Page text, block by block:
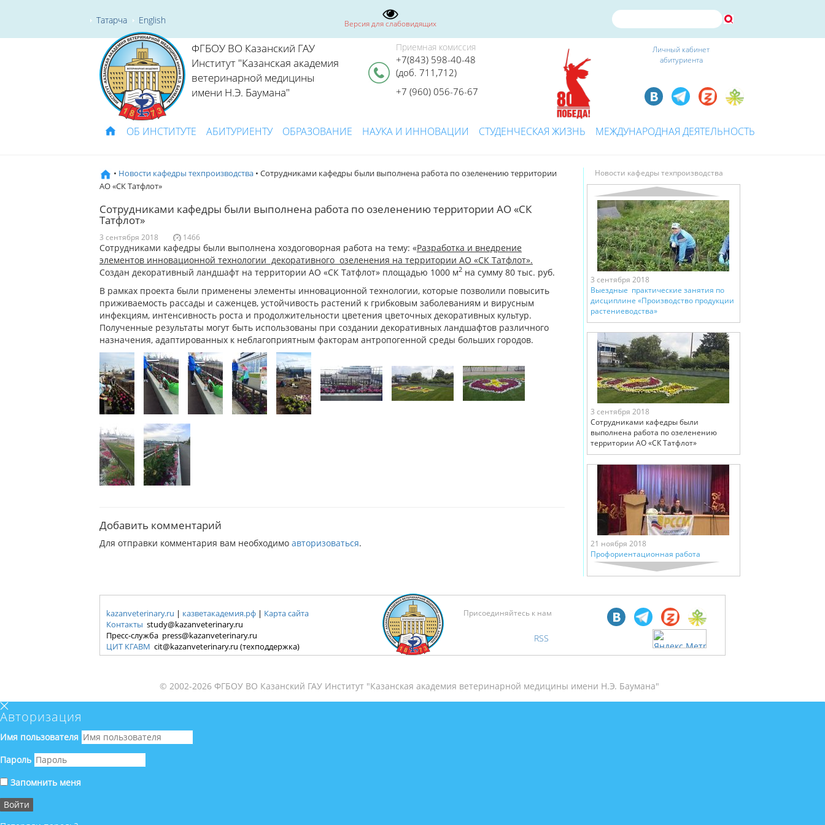
Татарча English Версия для слабовидящих
ФГБОУ ВО Казанский ГАУ
Институт "Казанская академия
ветеринарной медицины
имени Н.Э. Баумана"
Приемная комиссия
+7(843) 598-40-48
(доб. 711,712)
+7 (960) 056-76-67
Личный кабинет
абитуриента
ОБ ИНСТИТУТЕ АБИТУРИЕНТУ ОБРАЗОВАНИЕ НАУКА И ИННОВАЦИИ СТУДЕНЧЕСКАЯ ЖИЗНЬ МЕЖДУНАРОДНАЯ ДЕЯТЕЛЬНОСТЬ
• Новости кафедры техпроизводства • Сотрудниками кафедры были выполнена работа по озеленению территории
АО «СК Татфлот»
Сотрудниками кафедры были выполнена работа по озеленению территории АО «СК
Татфлот»
3 сентября 2018 1466
Сотрудниками кафедры были выполнена хоздоговорная работа на тему: «Разработка и внедрение
элементов инновационной технологии декоративного озеленения на территории АО «СК Татфлот».
Создан декоративный ландшафт на территории АО «СК Татфлот» площадью 1000 м2 на сумму 80 тыс. руб.
В рамках проекта были применены элементы инновационной технологии, которые позволили повысить
приживаемость рассады и саженцев, устойчивость растений к грибковым заболеваниям и вирусным
инфекциям, интенсивность роста и продолжительности цветения цветочных декоративных культур.
Полученные результаты могут быть использованы при создании декоративных ландшафтов различного
назначения, адаптированных к неблагоприятным факторам антропогенной среды больших городов.
Добавить комментарий
Для отправки комментария вам необходимо авторизоваться.
Новости кафедры техпроизводства
3 сентября 2018
Выездные практические занятия по
дисциплине «Производство продукции
растениеводства»
3 сентября 2018
Сотрудниками кафедры были
выполнена работа по озеленению
территории АО «СК Татфлот»
21 ноября 2018
Профориентационная работа
kazanveterinary.ru | казветакадемия.рф | Карта сайта
Контакты study@kazanveterinary.ru
Пресс-служба press@kazanveterinary.ru
ЦИТ КГАВМ cit@kazanveterinary.ru (техподдержка)
Присоединяйтесь к нам
RSS
© 2002-2026 ФГБОУ ВО Казанский ГАУ Институт "Казанская академия ветеринарной медицины имени Н.Э. Баумана"
Авторизация
Имя пользователя
Пароль
Запомнить меня